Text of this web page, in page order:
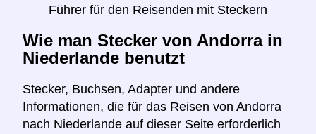
Führer für den Reisenden mit Steckern
Wie man Stecker von Andorra in
Niederlande benutzt
Stecker, Buchsen, Adapter und andere
Informationen, die für das Reisen von Andorra
nach Niederlande auf dieser Seite erforderlich